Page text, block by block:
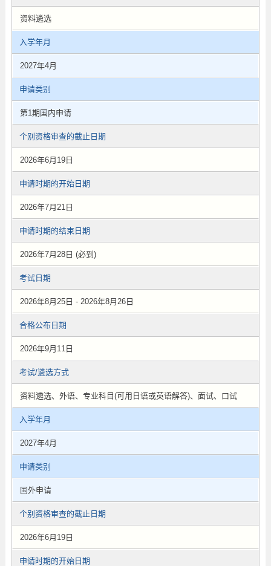
资料遴选
入学年月
2027年4月
申请类别
第1期国内申请
个别资格审查的截止日期
2026年6月19日
申请时期的开始日期
2026年7月21日
申请时期的结束日期
2026年7月28日 (必到)
考试日期
2026年8月25日 - 2026年8月26日
合格公布日期
2026年9月11日
考试/遴选方式
资料遴选、外语、专业科目(可用日语或英语解答)、面试、口试
入学年月
2027年4月
申请类别
国外申请
个别资格审查的截止日期
2026年6月19日
申请时期的开始日期